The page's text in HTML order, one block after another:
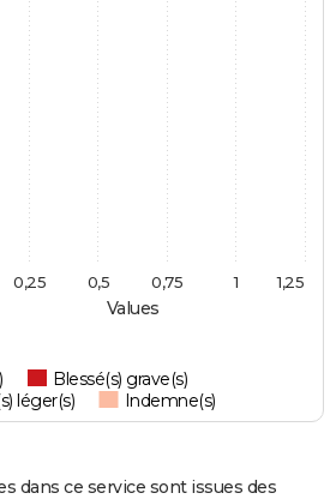
Values
Blessé(s) grave(s)
léger(s)
Indemne(s)
1
0,25 0,5 0,75 1,25
dans ce service sont issues des